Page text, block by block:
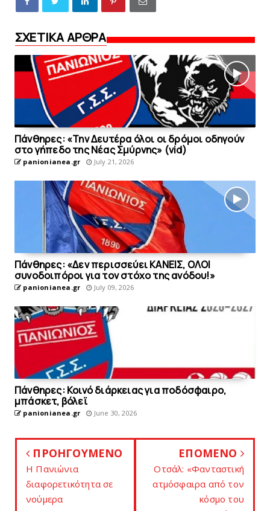
ΣΧΕΤΙΚΑ ΑΡΘΡΑ
Πάνθηρες: «Την Δευτέρα όλοι οι δρόμοι οδηγούν
στo γήπεδο της Νέας Σμύρνης» (vid)
panionianea.gr July 21, 2026
Πάνθηρες: «Δεν περισσεύει KΑΝΕΙΣ, OΛΟΙ
συνοδοιπόροι για τον στόχο της ανόδου!»
panionianea.gr July 09, 2026
Πάνθηρες: Κοινό διάρκειας για ποδόσφαιρο,
μπάσκετ, βόλεϊ
panionianea.gr June 30, 2026
ΠΡΟΗΓΟΥΜΕΝΟ
Η Πανιώνια
διαφορετικότητα σε
νούμερα
ΕΠΟΜΕΝΟ
Oτσάλ: «Φανταστική
ατμόσφαιρα από τον
κόσμο του